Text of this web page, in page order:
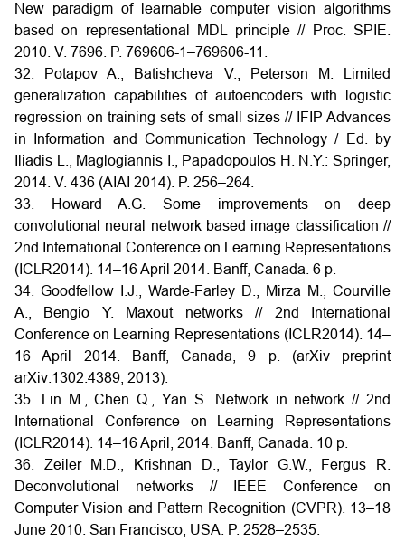
New paradigm of learnable computer vision algorithms
based on representational MDL principle // Proc. SPIE.
2010. V. 7696. P. 769606-1–769606-11.
32. Potapov A., Batishcheva V., Peterson M. Limited
generalization capabilities of autoencoders with logistic
regression on training sets of small sizes // IFIP Advances
in Information and Communication Technology / Ed. by
Iliadis L., Maglogiannis I., Papadopoulos H. N.Y.: Springer,
2014. V. 436 (AIAI 2014). P. 256–264.
33. Howard A.G. Some improvements on deep
convolutional neural network based image classification //
2nd International Conference on Learning Representations
(ICLR2014). 14–16 April 2014. Banff, Canada. 6 p.
34. Goodfellow I.J., Warde-Farley D., Mirza M., Courville
A., Bengio Y. Maxout networks // 2nd International
Conference on Learning Representations (ICLR2014). 14–
16 April 2014. Banff, Canada, 9 p. (arXiv preprint
arXiv:1302.4389, 2013).
35. Lin M., Chen Q., Yan S. Network in network // 2nd
International Conference on Learning Representations
(ICLR2014). 14–16 April, 2014. Banff, Canada. 10 p.
36. Zeiler M.D., Krishnan D., Taylor G.W., Fergus R.
Deconvolutional networks // IEEE Conference on
Computer Vision and Pattern Recognition (CVPR). 13–18
June 2010. San Francisco, USA. P. 2528–2535.